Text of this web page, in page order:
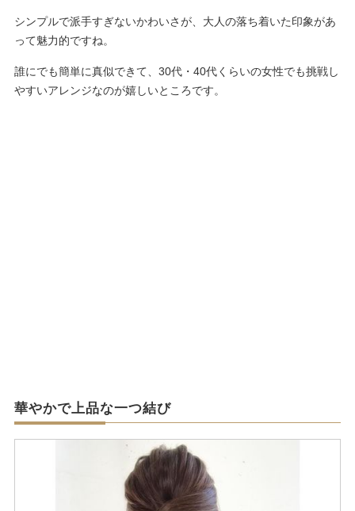
シンプルで派手すぎないかわいさが、大人の落ち着いた印象があ
って魅力的ですね。
誰にでも簡単に真似できて、30代・40代くらいの女性でも挑戦し
やすいアレンジなのが嬉しいところです。
華やかで上品な一つ結び